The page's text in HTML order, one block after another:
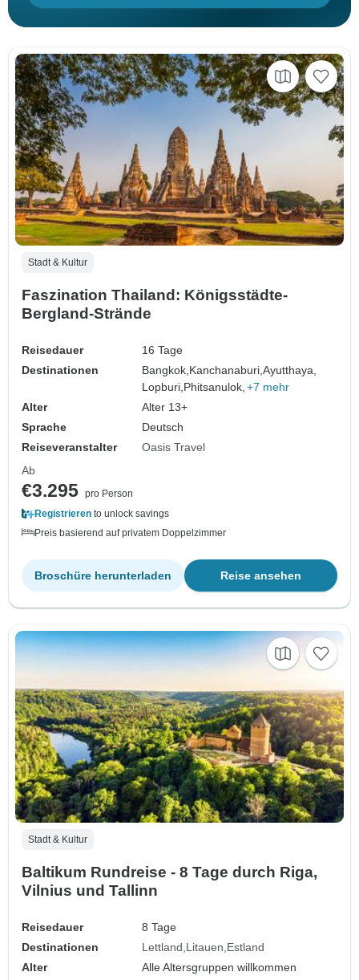
Stadt & Kultur
Faszination Thailand: Königsstädte-
Bergland-Strände
Reisedauer
16 Tage
Destinationen
Bangkok,Kanchanaburi,Ayutthaya,
Lopburi,Phitsanulok, +7 mehr
Alter
Alter 13+
Sprache
Deutsch
Reiseveranstalter
Oasis Travel
Ab
€3.295 pro Person
Registrieren to unlock savings
Preis basierend auf privatem Doppelzimmer
Reise ansehen
Broschüre herunterladen
Stadt & Kultur
Baltikum Rundreise - 8 Tage durch Riga,
Vilnius und Tallinn
Reisedauer
8 Tage
Destinationen
Lettland Litauen Estland
Alter
Alle Altersgruppen willkommen